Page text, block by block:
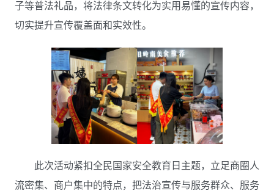
子等普法礼品，将法律条文转化为实用易懂的宣传内容，
切实提升宣传覆盖面和实效性。
此次活动紧扣全民国家安全教育日主题，立足商圈人
流密集、商户集中的特点，把法治宣传与服务群众、服务